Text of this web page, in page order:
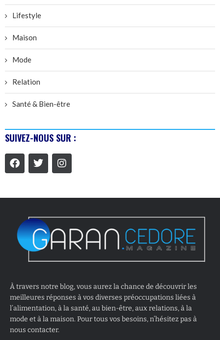
Lifestyle
Maison
Mode
Relation
Santé & Bien-être
SUIVEZ-NOUS SUR :
À travers notre blog, vous aurez la chance de découvrir les
meilleures réponses à vos diverses préoccupations liées à
l’alimentation, à la santé, au bien-être, aux relations, à la
mode et à la maison. Pour tous vos besoins, n’hésitez pas à
nous contacter.